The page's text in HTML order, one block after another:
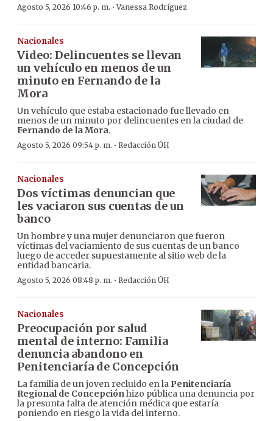
Agosto 5, 2026 10:46 p. m. ·Vanessa Rodríguez
Nacionales
Video: Delincuentes se llevan
un vehículo en menos de un
minuto en Fernando de la
Mora
Un vehículo que estaba estacionado fue llevado en
menos de un minuto por delincuentes en la ciudad de
Fernando de la Mora.
Agosto 5, 2026 09:54 p. m. · Redacción ÚH
Nacionales
Dos víctimas denuncian que
les vaciaron sus cuentas de un
banco
Un hombre y una mujer denunciaron que fueron
víctimas del vaciamiento de sus cuentas de un banco
luego de acceder supuestamente al sitio web de la
entidad bancaria.
Agosto 5, 2026 08:48 p. m. · Redacción ÚH
Nacionales
Preocupación por salud
mental de interno: Familia
denuncia abandono en
Penitenciaría de Concepción
La familia de un joven recluido en la Penitenciaría
Regional de Concepciónhizo pública una denuncia por
la presunta falta de atención médica que estaría
poniendo en riesgo la vida del interno.